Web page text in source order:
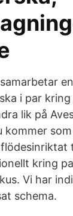
i par
lik på
kommer
kring
Vi har
schema.